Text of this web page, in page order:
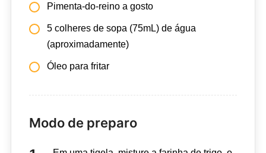
Pimenta-do-reino a gosto
5 colheres de sopa (75mL) de água
(aproximadamente)
Óleo para fritar
Modo de preparo